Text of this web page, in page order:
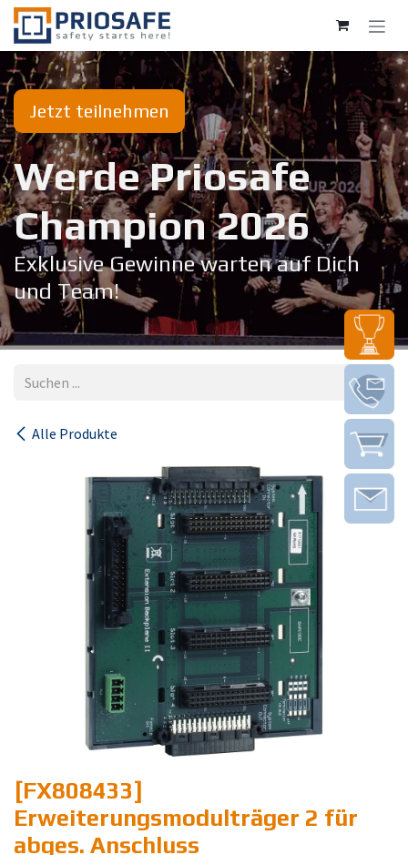
Zum Inhalt springen
Jetzt teilnehmen
Werde Priosafe
Champion 20​26
Exklusive Gewinne warten auf Dich
und Team!
Alle Produkte
[FX808433]
Erweiterungsmodulträger 2 für
abges. Anschluss